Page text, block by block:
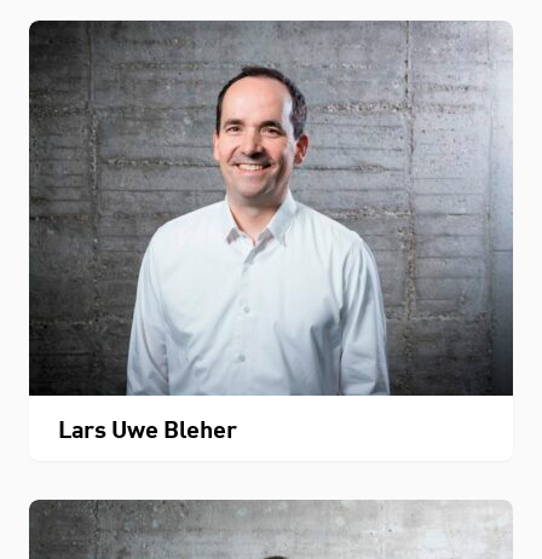
Lars Uwe Bleher